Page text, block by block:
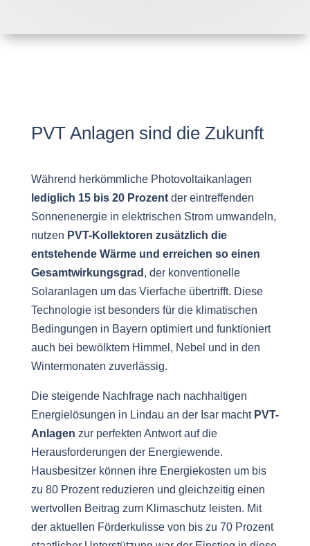
PVT Anlagen sind die Zukunft
Während herkömmliche Photovoltaikanlagen
lediglich 15 bis 20 Prozentder eintreffenden
Sonnenenergie in elektrischen Strom umwandeln,
nutzen PVT-Kollektoren zusätzlich die
entstehende Wärme und erreichen so einen
Gesamtwirkungsgrad , der konventionelle
Solaranlagen um das Vierfache übertrifft. Diese
Technologie ist besonders für die klimatischen
Bedingungen in Bayern optimiert und funktioniert
auch bei bewölktem Himmel, Nebel und in den
Wintermonaten zuverlässig.
Die steigende Nachfrage nach nachhaltigen
Energielösungen in Lindau an der Isar machtPVT-
Anlagen zur perfekten Antwort auf die
Herausforderungen der Energiewende.
Hausbesitzer können ihre Energiekosten um bis
zu 80 Prozent reduzieren und gleichzeitig einen
wertvollen Beitrag zum Klimaschutz leisten. Mit
der aktuellen Förderkulisse von bis zu 70 Prozent